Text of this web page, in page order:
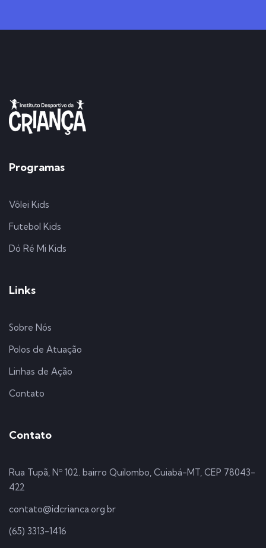
Programas
Vôlei Kids
Futebol Kids
Dó Ré Mi Kids
Links
Sobre Nós
Polos de Atuação
Linhas de Ação
Contato
Contato
Rua Tupã, Nº 102. bairro Quilombo, Cuiabá-MT, CEP 78043-
422
contato@idcrianca.org.br
(65) 3313-1416